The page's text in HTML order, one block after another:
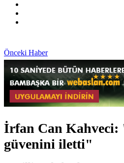
Önceki Haber
İrfan Can Kahveci:
güvenini iletti"